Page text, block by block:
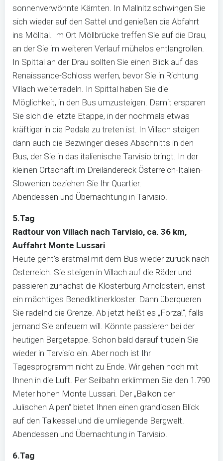
sonnenverwöhnte Kärnten. In Mallnitz schwingen Sie
sich wieder auf den Sattel und genießen die Abfahrt
ins Mölltal. Im Ort Möllbrücke treffen Sie auf die Drau,
an der Sie im weiteren Verlauf mühelos entlangrollen.
In Spittal an der Drau sollten Sie einen Blick auf das
Renaissance-Schloss werfen, bevor Sie in Richtung
Villach weiterradeln. In Spittal haben Sie die
Möglichkeit, in den Bus umzusteigen. Damit ersparen
Sie sich die letzte Etappe, in der nochmals etwas
kräftiger in die Pedale zu treten ist. In Villach steigen
dann auch die Bezwinger dieses Abschnitts in den
Bus, der Sie in das italienische Tarvisio bringt. In der
kleinen Ortschaft im Dreiländereck Österreich-Italien-
Slowenien beziehen Sie Ihr Quartier.
Abendessen und Übernachtung in Tarvisio.
5.Tag
Radtour von Villach nach Tarvisio, ca. 36 km,
Auffahrt Monte Lussari
Heute geht’s erstmal mit dem Bus wieder zurück nach
Österreich. Sie steigen in Villach auf die Räder und
passieren zunächst die Klosterburg Arnoldstein, einst
ein mächtiges Benediktinerkloster. Dann überqueren
Sie radelnd die Grenze. Ab jetzt heißt es „Forza!“, falls
jemand Sie anfeuern will. Könnte passieren bei der
heutigen Bergetappe. Schon bald darauf trudeln Sie
wieder in Tarvisio ein. Aber noch ist Ihr
Tagesprogramm nicht zu Ende. Wir gehen noch mit
Ihnen in die Luft. Per Seilbahn erklimmen Sie den 1.790
Meter hohen Monte Lussari. Der „Balkon der
Julischen Alpen“ bietet Ihnen einen grandiosen Blick
auf den Talkessel und die umliegende Bergwelt.
Abendessen und Übernachtung in Tarvisio.
6.Tag